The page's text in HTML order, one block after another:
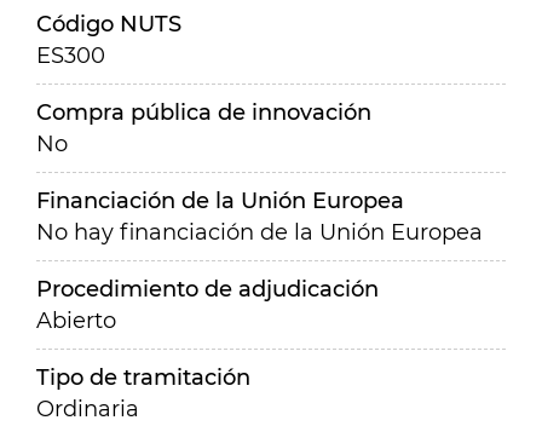
Código NUTS
ES300
Compra pública de innovación
No
Financiación de la Unión Europea
No hay financiación de la Unión Europea
Procedimiento de adjudicación
Abierto
Tipo de tramitación
Ordinaria